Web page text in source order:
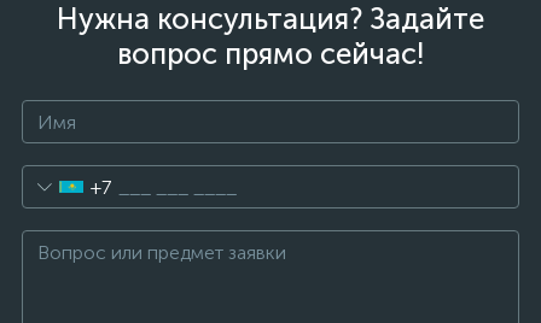
Нужна консультация? Задайте
вопрос прямо сейчас!
+7